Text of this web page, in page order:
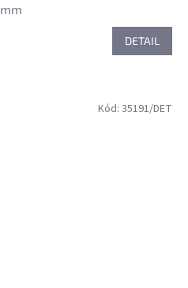
mm
DETAIL
Kód: 35191/DET